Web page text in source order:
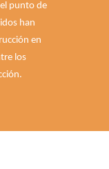
punto de
han
en
los